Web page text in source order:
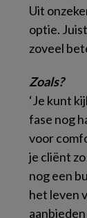
Uit
optie.
zoveel
Zoals?
‘Je kunt
fase nog
voor
je cliënt
nog een
het leven